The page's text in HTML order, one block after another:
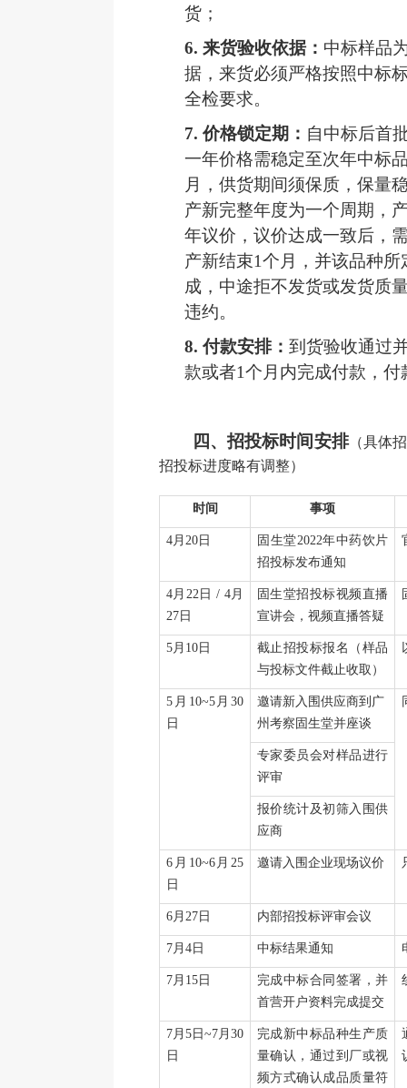
货；
6. 来货验收依据： 中标样品
据，来货必须严格按照中标
全检要求。
7.价格锁定期： 自中标后首
一年价格需稳定至次年中标
月，供货期间须保质，保量
产新完整年度为一个周期，
年议价，议价达成一致后，
产新结束1个月，并该品种
成，中途拒不发货或发货质
违约。
8. 付款安排： 到货验收通过
款或者1个月内完成付款，付
四、招投标时间安排（具体
招投标进度略有调整）
时间 事项
4月20日 固生堂2022年中药饮片
招投标发布通知
4月22日 / 4月
27日
固生堂招投标视频直播
宣讲会，视频直播答疑
5月10日
截止招投标报名（样品
与投标文件截止收取）
5月10~5月30
日
邀请新入围供应商到广
州考察固生堂并座谈
专家委员会对样品进行
评审
报价统计及初筛入围供
应商
6月10~6月25
日
邀请入围企业现场议价
6月27日 内部招投标评审会议
7月4日 中标结果通知
7月15日
完成中标合同签署，并
首营开户资料完成提交
7月5日~7月30
日
完成新中标品种生产质
量确认，通过到厂或视
频方式确认成品质量符